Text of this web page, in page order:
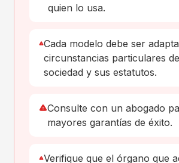
quien lo usa.
Cada modelo debe ser
circunstancias particulares
sociedad y sus estatutos.
Consulte con un abogado
mayores garantías de éxito.
Verifique que el órgano que